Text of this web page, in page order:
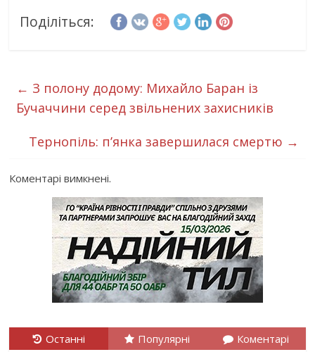
Поділіться:
← З полону додому: Михайло Баран із
Бучаччини серед звільнених захисників
Тернопіль: п’янка завершилася смертю →
Коментарі вимкнені.
Останні Популярні Коментарі